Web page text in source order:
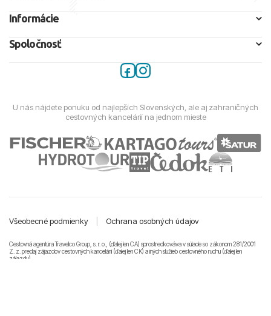
Informácie
Spoločnosť
U nás nájdete ponuku od najlepších Slovenských, ale aj zahraničných
cestovných kancelárií na jednom mieste
Všeobecné podmienky Ochrana osobných údajov
Cestovná agentúra Travelco Group, s. r. o., (ďalej len CA) sprostredkováva v súlade so zákonom 281/2001
Z. z. predaj zájazdov cestovných kancelárii (ďalej len CK) a iných služieb cestovného ruchu (ďalej len
zájazdy).